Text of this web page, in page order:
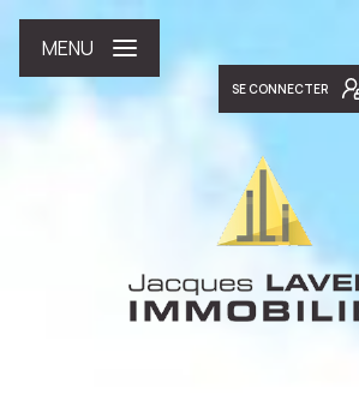
SE CONNECTER
MENU